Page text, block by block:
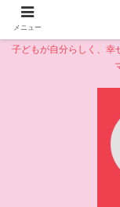
子どもが自分らしく、幸
メニュー